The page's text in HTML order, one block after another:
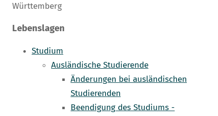
Württemberg
Lebenslagen
Studium
Ausländische Studierende
Änderungen bei ausländischen
Studierenden
Beendigung des Studiums -